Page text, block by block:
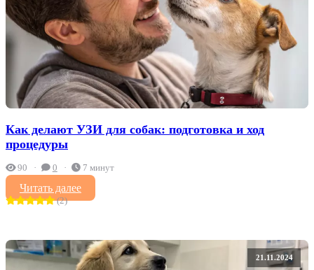
Как делают УЗИ для собак: подготовка и ход
процедуры
90 0 7 минут
Читать далее
(2)
21.11.2024